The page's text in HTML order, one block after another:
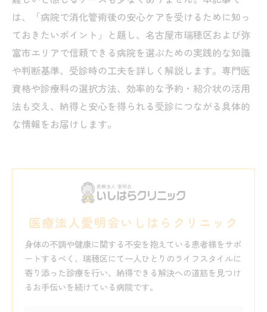
は、「病院で消化管術後の安心ケアを受けるために知っ
ておきたいポイント」と題し、名古屋市瑞穂区および弥
富市エリアで信頼できる病院を選ぶための実践的な知識
や判断基準、受診時の工夫を詳しく解説します。専門医
資格や診療科の選択方法、効率的な予約・紹介状の活用
法も交え、納得と安心を得られる受診につながる具体的
な情報をお届けします。
医療法人愛明会いしはらクリニック
身体の不調や健康に関する不安を抱えている患者様をサポ
ートするべく、瑞穂区にて一人ひとりのライフスタイルに
寄り添った診療を行い、納得できる解決への道筋を見つけ
るお手伝いを続けている病院です。